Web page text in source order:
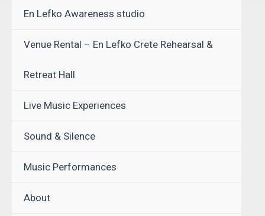
En Lefko Awareness studio
Venue Rental – En Lefko Crete Rehearsal &
Retreat Hall
Live Music Experiences
Sound & Silence
Music Performances
About